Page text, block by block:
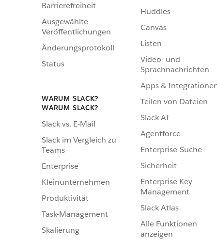
Barrierefreiheit
Ausgewählte
Veröffentlichungen
Änderungsprotokoll
Status
WARUM SLACK?
WARUM SLACK?
Slack vs. E-Mail
Slack im Vergleich zu
Teams
Enterprise
Kleinunternehmen
Produktivität
Task-Management
Skalierung
Huddles
Canvas
Listen
Video- und
Sprachnachrichten
Apps &
Teilen von Dateien
Slack AI
Agentforce
Enterprise-Suche
Sicherheit
Enterprise Key
Management
Slack Atlas
Alle Funktionen
anzeigen